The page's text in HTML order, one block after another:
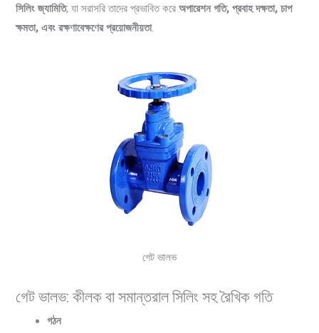
সিলিং জ্যামিতি, যা সরাসরি তাদের প্রভাবিত করেঅপারেশন গতি, প্রবাহ দক্ষতা, চাপ
ক্ষমতা, এবং রক্ষণাবেক্ষণের প্রয়োজনীয়তা.
গেট ভালভ
গেট ভালভ: কীলক বা সমান্তরাল সিলিং সহ রৈখিক গতি
গঠন